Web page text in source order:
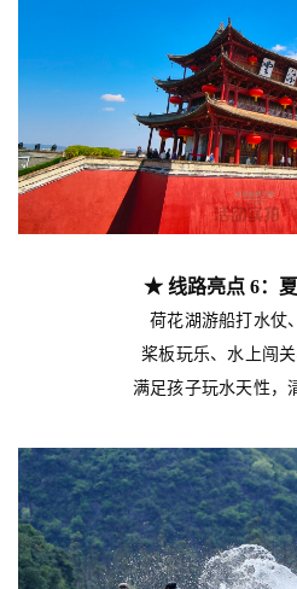
★ 线路亮点 6：
荷花湖游船打水仗
桨板玩乐、水上闯关
满足孩子玩水天性，